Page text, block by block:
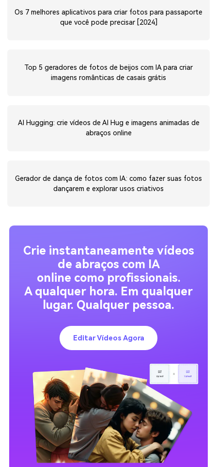
Os 7 melhores aplicativos para criar fotos para passaporte
que você pode precisar [2024]
Top 5 geradores de fotos de beijos com IA para criar
imagens românticas de casais grátis
AI Hugging: crie vídeos de AI Hug e imagens animadas de
abraços online
Gerador de dança de fotos com IA: como fazer suas fotos
dançarem e explorar usos criativos
Crie instantaneamente vídeos
de abraços com IA
online como profissionais.
A qualquer hora. Em qualquer
lugar. Qualquer pessoa.
Editar Vídeos Agora